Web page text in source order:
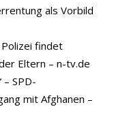
als Vorbild
findet
Eltern – n-tv.de
– SPD-
mit Afghanen –